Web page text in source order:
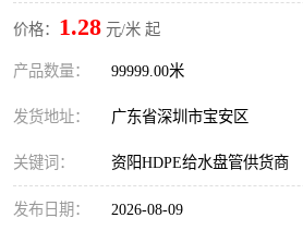
价格： 1.28 元/米 起
产品数量： 99999.00米
发货地址： 广东省深圳市宝安区
关键词： 资阳HDPE给水盘管供货商
发布日期： 2026-08-09